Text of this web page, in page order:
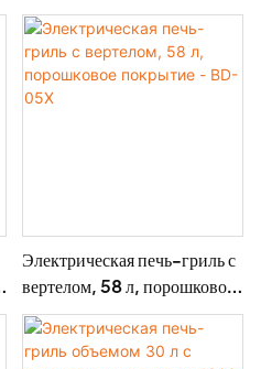
нержавеющей стали - MGD
Электрическая печь-гриль с
вертелом, 58 л, порошковое
покрытие - BD-05X